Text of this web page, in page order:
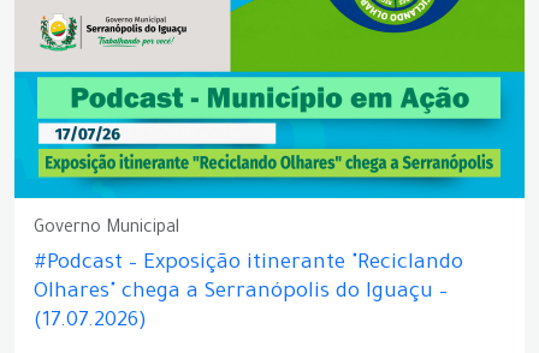
Governo Municipal
#Podcast – Exposição itinerante "Reciclando
Olhares" chega a Serranópolis do Iguaçu –
(17.07.2026)